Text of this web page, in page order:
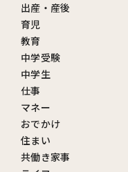
出産・産後
育児
教育
中学受験
中学生
仕事
マネー
おでかけ
住まい
共働き家事